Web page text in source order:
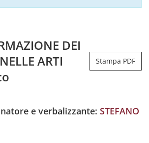
DEI
ARTI
Stampa PDF
e verbalizzante: STEFANO